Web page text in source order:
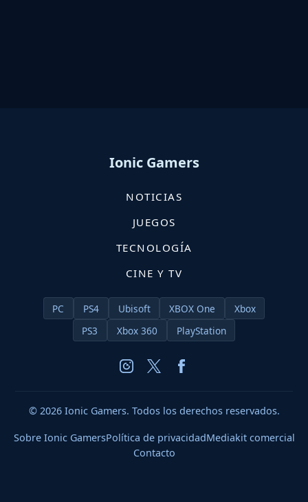
Ionic Gamers
NOTICIAS
JUEGOS
TECNOLOGÍA
CINE Y TV
PC PS4 Ubisoft XBOX One
Xbox
PS3
Xbox 360 PlayStation
© 2026 Ionic Gamers. Todos los derechos reservados.
Sobre Ionic GamersPolítica de privacidadMediakit comercial
Contacto